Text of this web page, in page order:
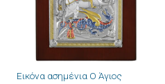
Εικόνα ασημένια Ο Άγιος